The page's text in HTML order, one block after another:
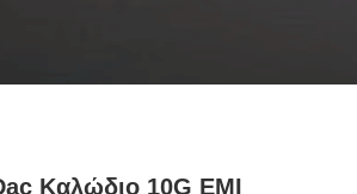
Καλώδιο 10G EMI